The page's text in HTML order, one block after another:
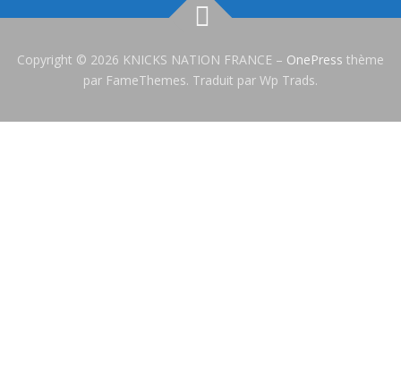
Copyright © 2026 KNICKS NATION FRANCE – OnePress thème
par FameThemes. Traduit par Wp Trads.